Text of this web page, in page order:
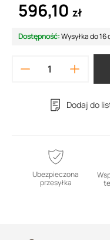
596,10 zł
Dostępność:Wysyłka do
Dodaj do
Ubezpieczona
przesyłka